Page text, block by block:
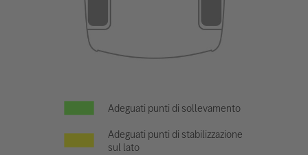
Adeguati punti di sollevamento
Adeguati punti di stabilizzazione
sul lato